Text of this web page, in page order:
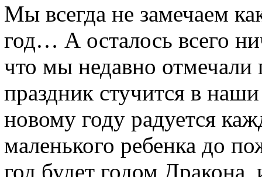
Мы всегда не замечаем
год… А осталось всего
что мы недавно
праздник стучится в
новому году радуется
маленького ребенка до
год будет годом